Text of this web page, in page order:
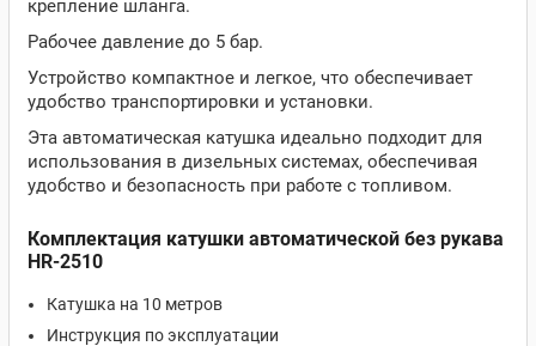
крепление шланга.
Рабочее давление до 5 бар.
Устройство компактное и легкое, что обеспечивает
удобство транспортировки и установки.
Эта автоматическая катушка идеально подходит для
использования в дизельных системах, обеспечивая
удобство и безопасность при работе с топливом.
Комплектация катушки автоматической без рукава
HR-2510
Катушка на 10 метров
Инструкция по эксплуатации